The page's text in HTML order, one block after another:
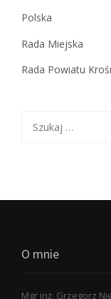
Polska
Rada Miejska
Rada Powiatu
O mnie
Mgr inż. Grzegorz